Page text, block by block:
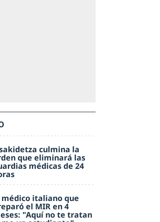
culmina la
que eliminará las
médicas de 24
médico italiano que
el MIR en 4
"Aquí no te tratan